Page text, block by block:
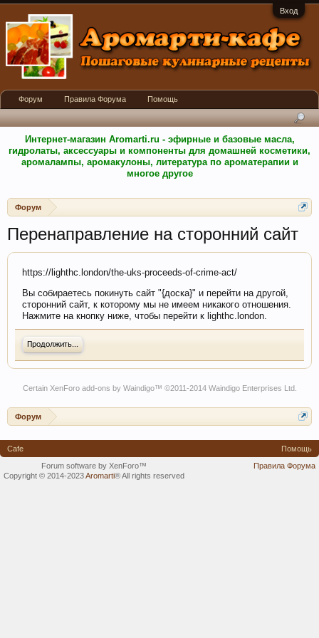
Вход
Интернет-магазин Aromarti.ru - эфирные и базовые масла,
гидролаты, аксессуары и компоненты для домашней косметики,
аромалампы, аромакулоны, литература по ароматерапии и
многое другое
Форум
Перенаправление на сторонний сайт
https://lighthc.london/the-uks-proceeds-of-crime-act/
Вы собираетесь покинуть сайт "{доска}" и перейти на другой,
сторонний сайт, к которому мы не имеем никакого отношения.
Нажмите на кнопку ниже, чтобы перейти к lighthc.london.
Продолжить...
Certain XenForo add-ons by Waindigo™ ©2011-2014 Waindigo Enterprises Ltd.
Форум
Форум Правила Форума Помощь
Cafe
Помощь
Правила Форума
Forum software by XenForo™
Copyright © 2014-2023Aromarti®All rights reserved